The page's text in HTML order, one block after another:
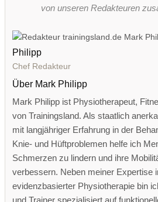
von unseren Redakteuren
Philipp
Chef Redakteur
Über Mark Philipp
Mark Philipp ist Physiotherapeut,
von Trainingsland. Als staatlich
mit langjähriger Erfahrung in der
Knie- und Hüftproblemen helfe ich
Schmerzen zu lindern und ihre
verbessern. Neben meiner Expertise
evidenzbasierter Physiotherapie bin